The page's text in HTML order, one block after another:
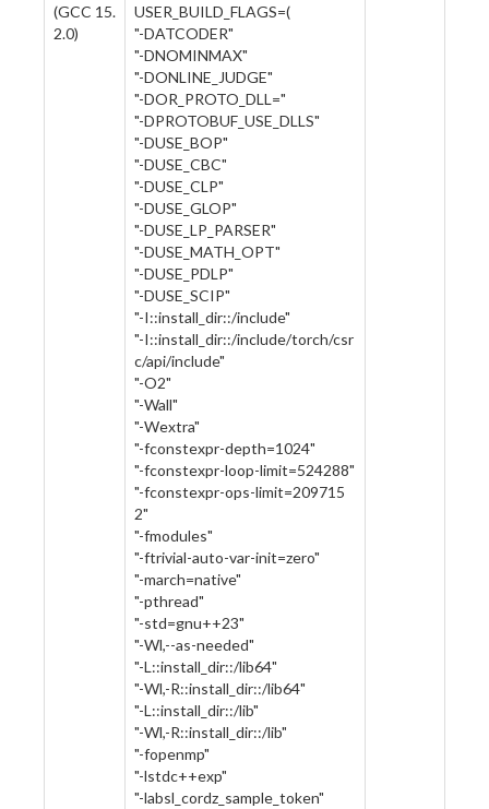
(GCC 15.
2.0)
USER_BUILD_FLAGS=(
"-DATCODER"
"-DNOMINMAX"
"-DONLINE_JUDGE"
"-DOR_PROTO_DLL="
"-DPROTOBUF_USE_DLLS"
"-DUSE_BOP"
"-DUSE_CBC"
"-DUSE_CLP"
"-DUSE_GLOP"
"-DUSE_LP_PARSER"
"-DUSE_MATH_OPT"
"-DUSE_PDLP"
"-DUSE_SCIP"
"-I::install_dir::/include"
"-I::install_dir::/include/torch/csr
c/api/include"
"-O2"
"-Wall"
"-Wextra"
"-fconstexpr-depth=1024"
"-fconstexpr-loop-limit=524288"
"-fconstexpr-ops-limit=209715
2"
"-fmodules"
"-ftrivial-auto-var-init=zero"
"-march=native"
"-pthread"
"-std=gnu++23"
"-Wl,--as-needed"
"-L::install_dir::/lib64"
"-Wl,-R::install_dir::/lib64"
"-L::install_dir::/lib"
"-Wl,-R::install_dir::/lib"
"-fopenmp"
"-lstdc++exp"
"-labsl_cordz_sample_token"